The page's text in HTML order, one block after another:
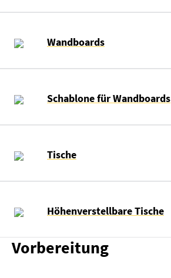
Wandboards
Schablone für Wandboards
Tische
Höhenverstellbare Tische
Vorbereitung